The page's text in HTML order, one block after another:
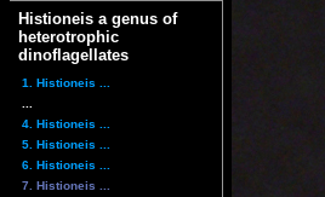
Histioneis a genus of
heterotrophic
dinoflagellates
1. Histioneis ...
4. Histioneis ...
5. Histioneis ...
6. Histioneis ...
7. Histioneis ...